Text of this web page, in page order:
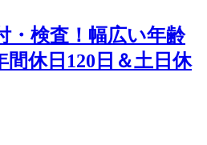
・検査！幅広い年齢
休日120日＆土日休